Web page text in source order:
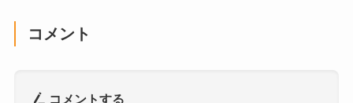
コメント
コメントする